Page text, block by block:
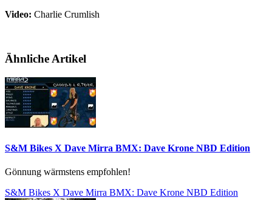
Video: Charlie Crumlish
Ähnliche Artikel
S&M Bikes X Dave Mirra BMX: Dave Krone NBD Edition
Gönnung wärmstens empfohlen!
S&M Bikes X Dave Mirra BMX: Dave Krone NBD Edition